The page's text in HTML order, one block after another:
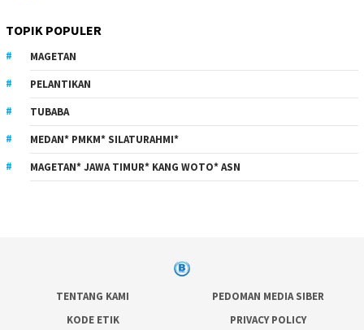
TOPIK POPULER
MAGETAN
PELANTIKAN
TUBABA
MEDAN* PMKM* SILATURAHMI*
MAGETAN* JAWA TIMUR* KANG WOTO* ASN
TENTANG KAMI
PEDOMAN MEDIA SIBER
KODE ETIK
PRIVACY POLICY